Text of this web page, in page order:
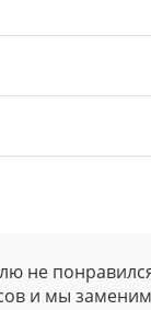
не
и мы заменим